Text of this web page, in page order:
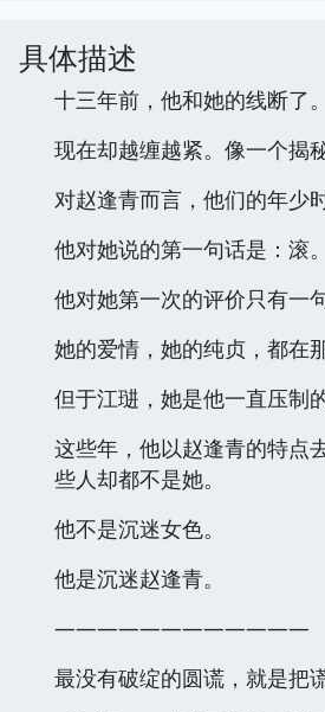
具体描述
十三年前，他和她的线断了。
现在却越缠越紧。像一个揭
对赵逢青而言，他们的年少
他对她说的第一句话是：滚。
他对她第一次的评价只有一
她的爱情，她的纯贞，都在
但于江琎，她是他一直压制
这些年，他以赵逢青的特点
些人却都不是她。
他不是沉迷女色。
他是沉迷赵逢青。
————————————
最没有破绽的圆谎，就是把